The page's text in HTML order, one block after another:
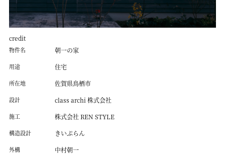
credit
物件名 朝一の家
用途 住宅
所在地 佐賀県鳥栖市
設計 class archi 株式会社
施工 株式会社 REN STYLE
構造設計 きいぷらん
外構 中村朝一